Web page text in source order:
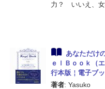
力？ いいえ、女
あなただけ
ｅｌＢｏｏｋ（
行本版￤電子ブ
著者: Yasuko